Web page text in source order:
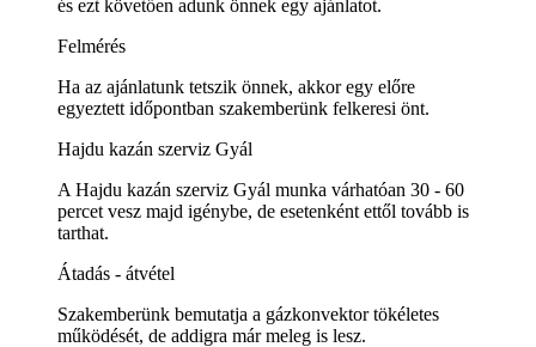
és ezt követően adunk önnek egy ajánlatot.
Felmérés
Ha az ajánlatunk tetszik önnek, akkor egy előre
egyeztett időpontban szakemberünk felkeresi önt.
Hajdu kazán szerviz Gyál
A Hajdu kazán szerviz Gyál munka várhatóan 30 - 60
percet vesz majd igénybe, de esetenként ettől tovább is
tarthat.
Átadás - átvétel
Szakemberünk bemutatja a gázkonvektor tökéletes
működését, de addigra már meleg is lesz.